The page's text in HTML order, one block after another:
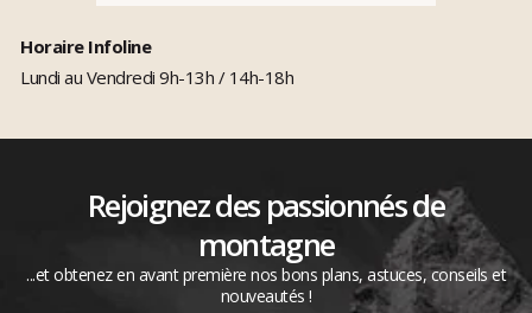
Horaire Infoline
Lundi au Vendredi 9h-13h / 14h-18h
Rejoignez des passionnés de
montagne
...et obtenez en avant première nos bons plans, astuces, conseils et
nouveautés !